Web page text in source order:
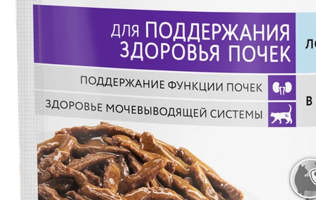
8 380 ₽
В наличии
1 продавец
Подробнее